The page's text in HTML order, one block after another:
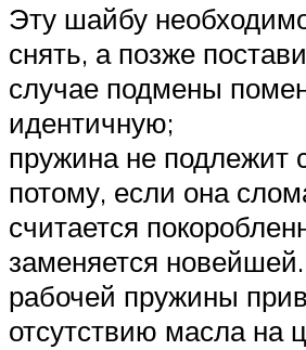
Эту шайбу
снять, а позже
случае подмены
идентичную;
пружина не подлежит
потому, если она
считается
заменяется
рабочей пружины
отсутствию масла на